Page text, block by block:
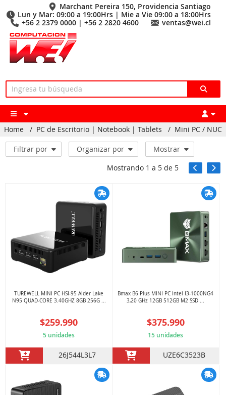
Marchant Pereira 150, Providencia Santiago
Lun y Mar: 09:00 a 19:00Hrs | Mie a Vie 09:00 a 18:00Hrs
+56 2 2379 0000 | +56 2 2820 4600
ventas@wei.cl
Home / PC de Escritorio | Notebook | Tablets / Mini PC / NUC
Filtrar por Organizar por
Mostrar
Mostrando 1 a 5de 5
TUREWELL MINI PC HSI-95 Alder Lake
N95 QUAD-CORE 3.40GHZ 8GB 256G ...
$259.990
5 unidades
26J544L3L7
Bmax B6 Plus MINI PC Intel I3-1000NG4
3,20 GHz 12GB 512GB M2 SSD ...
$375.990
15 unidades
UZE6C3523B